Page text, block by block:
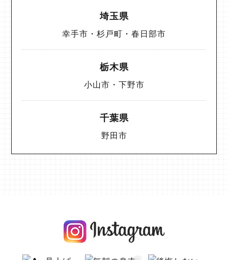
埼玉県
幸手市・杉戸町・春日部市
栃木県
小山市・下野市
千葉県
野田市